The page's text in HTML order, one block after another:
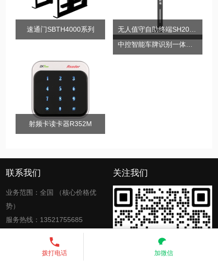
速通门SBTH4000系列
射频卡读卡器R352M
联系我们
业务范围：全国 （核心价格优
势）
服务热线：13521755685
电子邮箱：zkinte@139.com、
3451542150@qq.com
关注我们
拨打电话 加微信
13521755685 发送短信